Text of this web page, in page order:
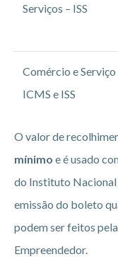
Serviços – ISS
Comércio e Serviço
ICMS e ISS
O valor de
mínimo e é usado
do Instituto Nacional
emissão do boleto
podem ser feitos
Empreendedor.